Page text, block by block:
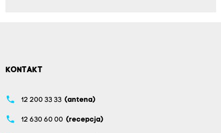
KONTAKT
phone 12 200 33 33 (antena)
phone 12 630 60 00 (recepcja)